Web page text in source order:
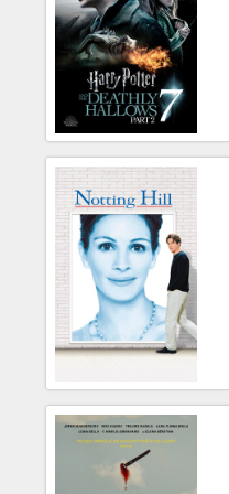
Кинозакуски
Клуб